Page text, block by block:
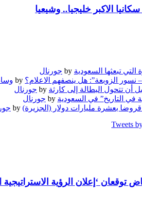
التي تبعثها السعودية by جورنال
– نسور الزوبعة”: هل ينصفهم الاعلام؟ by
تتحول البطالة إلى كارثة by جورنال
في التاريخ” في السعودية by جورنال
بعشرة مليارات دولار (الجزيرة) by
Tweets
توقعان ‘إعلان الرؤية الاستراتيجية